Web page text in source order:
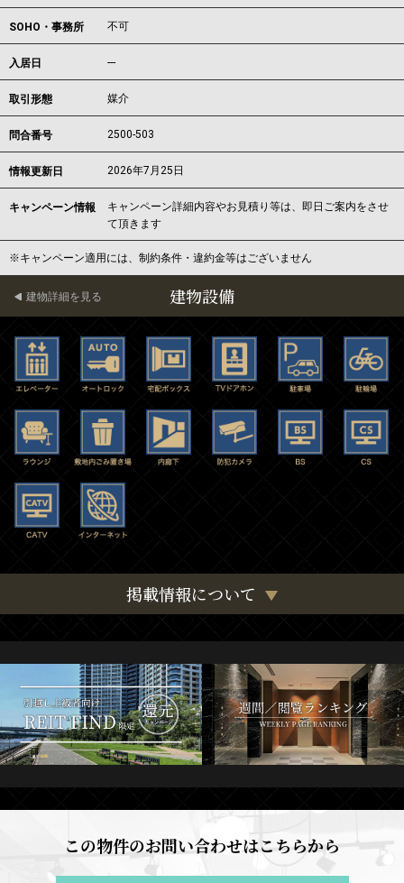
SOHO・事務所 不可
入居日 ---
取引形態 媒介
問合番号 2500-503
情報更新日 2026年7月25日
キャンペーン情報
キャンペーン詳細内容やお見積り等は、即日ご案内をさせ
て頂きます
※キャンペーン適用には、制約条件・違約金等はございません
建物設備
建物詳細を見る
掲載情報について
この物件のお問い合わせはこちらから